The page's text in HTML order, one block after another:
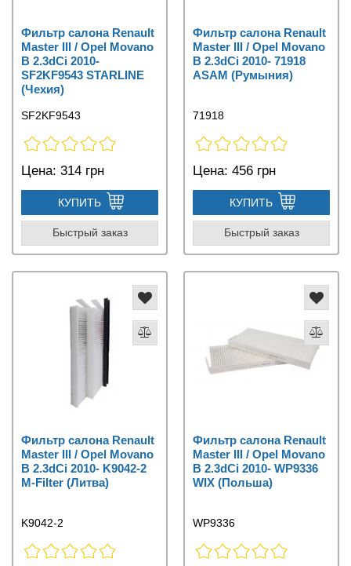
Фильтр салона Renault
Master III / Opel Movano
B 2.3dCi 2010-
SF2KF9543 STARLINE
(Чехия)
SF2KF9543
Цена: 314 грн
КУПИТЬ
Быстрый заказ
Фильтр салона Renault
Master III / Opel Movano
B 2.3dCi 2010- 71918
ASAM (Румыния)
71918
Цена: 456 грн
КУПИТЬ
Быстрый заказ
Фильтр салона Renault
Master III / Opel Movano
B 2.3dCi 2010- K9042-2
M-Filter (Литва)
K9042-2
Фильтр салона Renault
Master III / Opel Movano
B 2.3dCi 2010- WP9336
WIX (Польша)
WP9336